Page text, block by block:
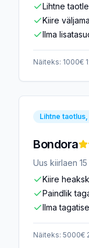
Lihtne
Kiire
Ilma
Näiteks: 1000€
Lihtne
Bondora
Uus kiirlaen
Kiire
Paindlik
Ilma
Näiteks: 5000€